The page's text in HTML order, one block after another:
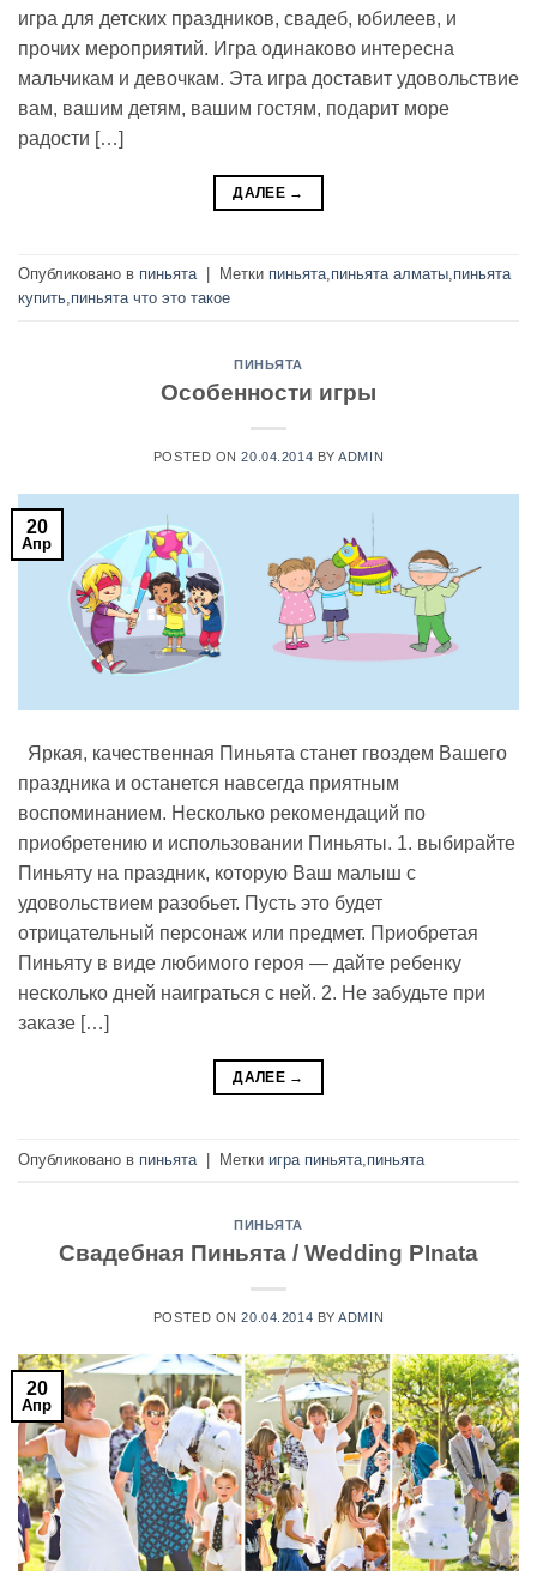
игра для детских праздников, свадеб, юбилеев, и
прочих мероприятий. Игра одинаково интересна
мальчикам и девочкам. Эта игра доставит удовольствие
вам, вашим детям, вашим гостям, подарит море
радости […]
ДАЛЕЕ →
Опубликовано в пиньята Метки пиньята,пиньята алматы,пиньята
купить,пиньята что это такое
ПИНЬЯТА
Особенности игры
POSTED ON20.04.2014 BYADMIN
20
Апр
Яркая, качественная Пиньята станет гвоздем Вашего
праздника и останется навсегда приятным
воспоминанием. Несколько рекомендаций по
приобретению и использовании Пиньяты. 1. выбирайте
Пиньяту на праздник, которую Ваш малыш с
удовольствием разобьет. Пусть это будет
отрицательный персонаж или предмет. Приобретая
Пиньяту в виде любимого героя — дайте ребенку
несколько дней наиграться с ней. 2. Не забудьте при
заказе […]
ДАЛЕЕ →
Опубликовано в пиньята Метки игра пиньята пиньята
ПИНЬЯТА
Свадебная Пиньята / Wedding PInata
POSTED ON20.04.2014 BYADMIN
20
Апр